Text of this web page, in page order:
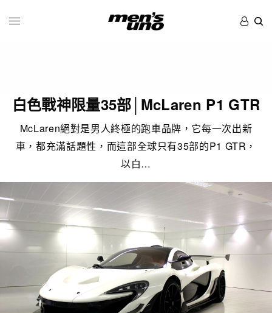
白色戰神限量35部│McLaren P1 GTR
McLaren絕對是男人終極的跑車品牌，它每一次出新
車，都充滿話題性，而這部全球只有35部的P1 GTR，
以白…